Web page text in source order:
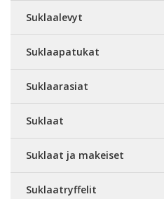
Suklaalevyt
Suklaapatukat
Suklaarasiat
Suklaat
Suklaat ja makeiset
Suklaatryffelit